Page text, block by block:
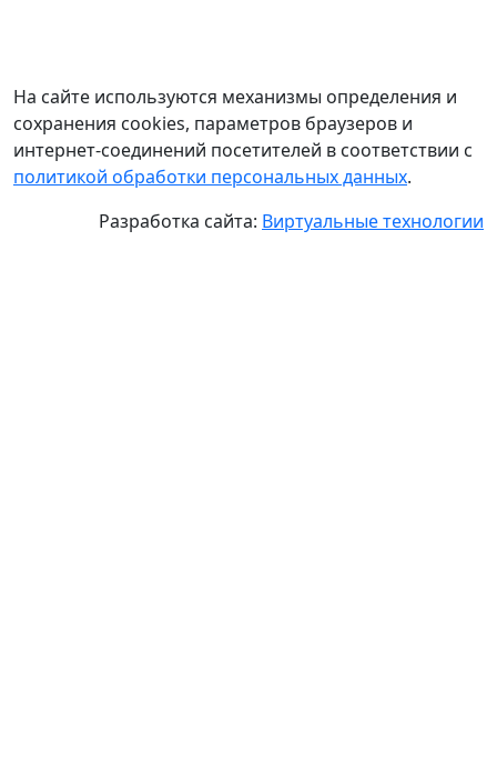
На сайте используются механизмы определения и
сохранения cookies, параметров браузеров и
интернет-соединений посетителей в соответствии с
политикой обработки персональных данных.
Разработка сайта: Виртуальные технологии